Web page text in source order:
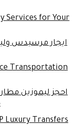
Services for Your
ايجار مرسيدس
Luxury Transfers